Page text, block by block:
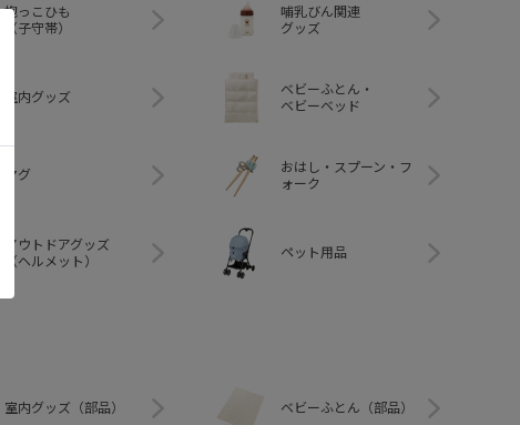
抱っこひも
（子守帯）
哺乳びん関連
グッズ
室内グッズ
ベビーふとん・
ベビーベッド
マグ
おはし・スプーン・フ
ォーク
アウトドアグッズ
（ヘルメット）
ペット用品
室内グッズ（部品） ベビーふとん（部品）